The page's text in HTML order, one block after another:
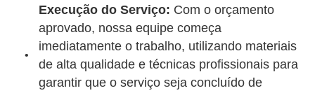
Execução do Serviço: Com o orçamento
aprovado, nossa equipe começa
imediatamente o trabalho, utilizando materiais
de alta qualidade e técnicas profissionais para
garantir que o serviço seja concluído de